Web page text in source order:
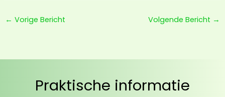
← Vorige Bericht Volgende Bericht →
Praktische informatie